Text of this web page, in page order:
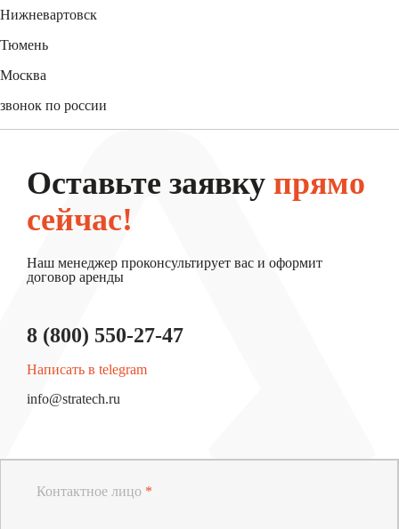
Нижневартовск
Тюмень
Москва
звонок по россии
Оставьте заявку прямо
сейчас!
Наш менеджер проконсультирует вас и оформит
договор аренды
8 (800) 550-27-47
Написать в telegram
info@stratech.ru
Контактное лицо *